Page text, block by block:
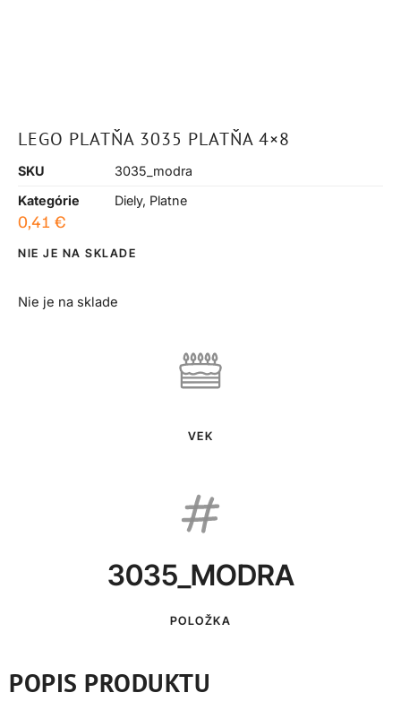
LEGO PLATŇA 3035 PLATŇA 4×8
SKU
3035_modra
Kategórie
Diely, Platne
0,41 €
NIE JE NA SKLADE
Nie je na sklade
VEK
3035_MODRA
POLOŽKA
POPIS PRODUKTU